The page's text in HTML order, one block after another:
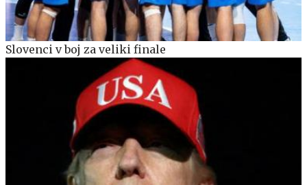
Slovenci v boj za veliki finale